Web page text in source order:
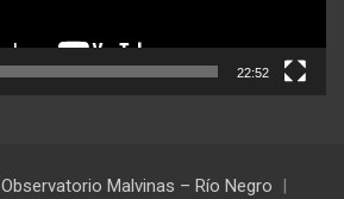
22:52
Observatorio Malvinas – Río Negro